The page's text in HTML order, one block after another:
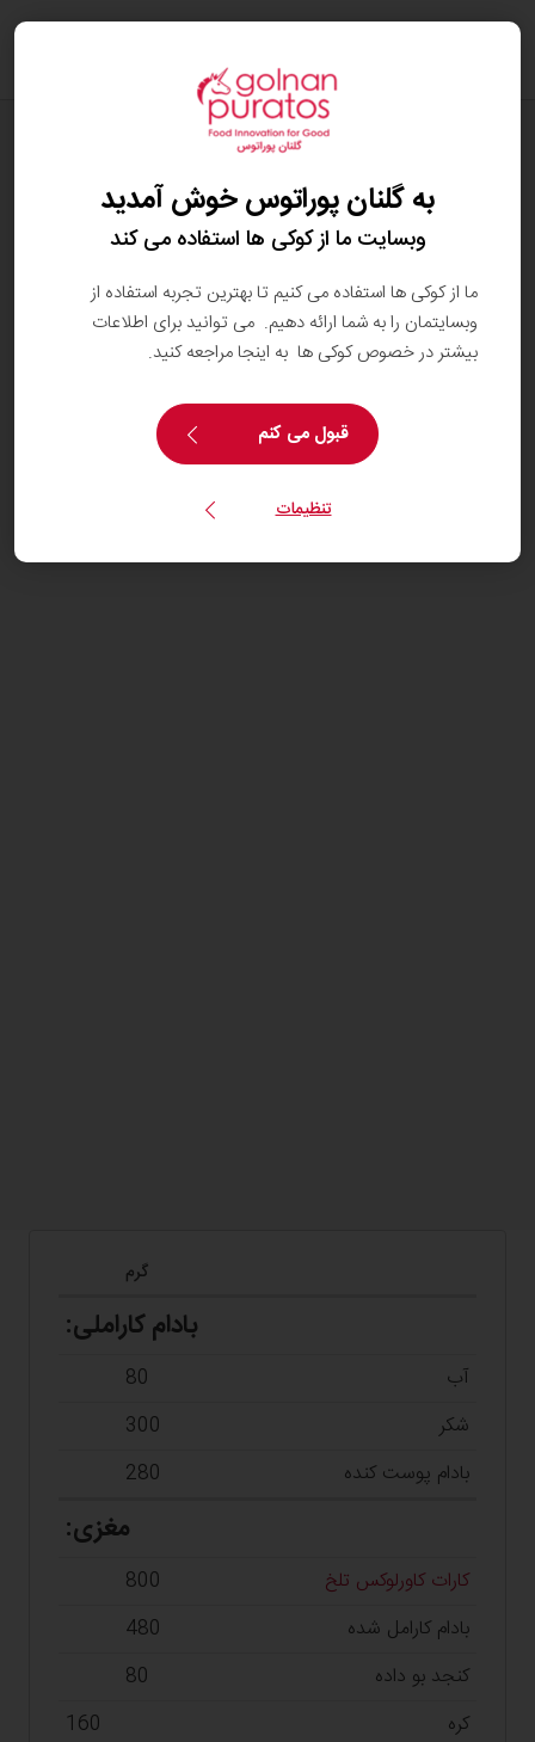
دستورهای پخت
گرند نات
گرم
بادام کاراملی:
آب
80
شکر
300
بادام پوست کنده
280
مغزی:
کارات کاورلوکس تلخ
800
بادام کارامل شده
480
کنجد بو داده
80
کره
160
به گلنان پوراتوس خوش آمدید
وبسایت ما از کوکی ها استفاده می کند
ما از کوکی ها استفاده می کنیم تا بهترین تجربه استفاده از
وبسایتمان را به شما ارائه دهیم. می توانید برای اطلاعات
بیشتر در خصوص کوکی ها به اینجا مراجعه کنید.
قبول می کنم
تنظیمات